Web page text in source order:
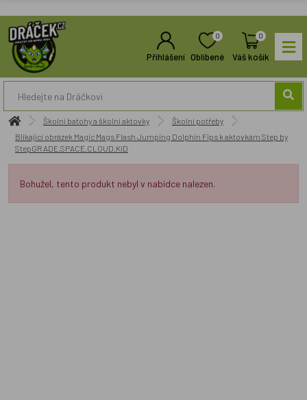
Přihlášení
0
Oblíbené
0
Váš košík
Školní batohy a školní aktovky
Školní potřeby
Blikající obrázek Magic Mags Flash Jumping Dolphin Fips k aktovkám Step by
StepGRADE,SPACE,CLOUD,KID
Bohužel, tento produkt nebyl v nabídce nalezen.